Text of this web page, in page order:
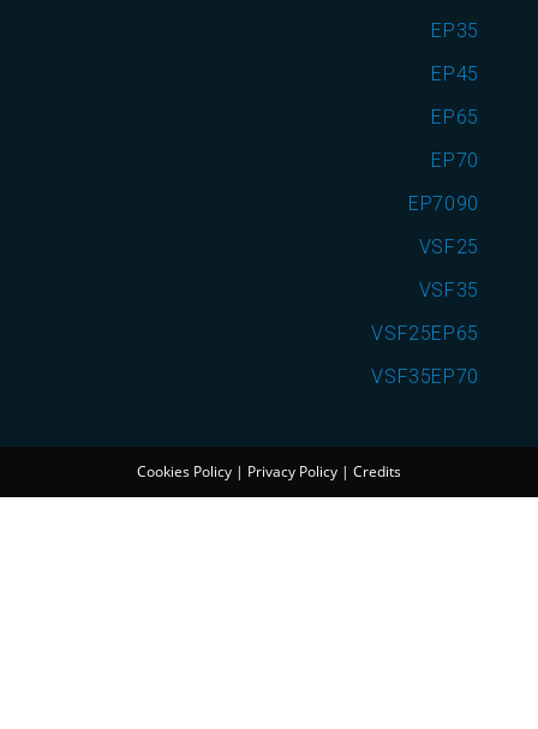
EP35
EP45
EP65
EP70
EP7090
VSF25
VSF35
VSF25EP65
VSF35EP70
Cookies Policy | Privacy Policy | Credits